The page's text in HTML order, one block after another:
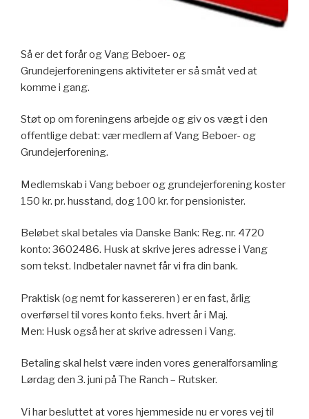
Så er det forår og Vang Beboer- og
Grundejerforeningens aktiviteter er så småt ved at
komme i gang.
Støt op om foreningens arbejde og giv os vægt i den
offentlige debat: vær medlem af Vang Beboer- og
Grundejerforening.
Medlemskab i Vang beboer og grundejerforening koster
150 kr. pr. husstand, dog 100 kr. for pensionister.
Beløbet skal betales via Danske Bank: Reg. nr. 4720
konto: 3602486. Husk at skrive jeres adresse i Vang
som tekst. Indbetaler navnet får vi fra din bank.
Praktisk (og nemt for kassereren ) er en fast, årlig
overførsel til vores konto f.eks. hvert år i Maj.
Men: Husk også her at skrive adressen i Vang.
Betaling skal helst være inden vores generalforsamling
Lørdag den 3. juni på The Ranch – Rutsker.
Vi har besluttet at vores hjemmeside nu er vores vej til